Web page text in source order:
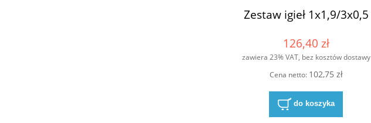
Zestaw igieł 1x1,9/3x0,5
126,40 zł
zawiera 23% VAT, bez kosztów dostawy
Cena netto: 102,75 zł
do koszyka